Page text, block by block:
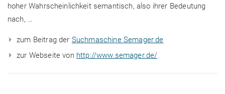
hoher Wahrscheinlichkeit semantisch, also ihrer Bedeutung
nach, …
zum Beitrag der Suchmaschine Semager.de
zur Webseite von http://www.semager.de/